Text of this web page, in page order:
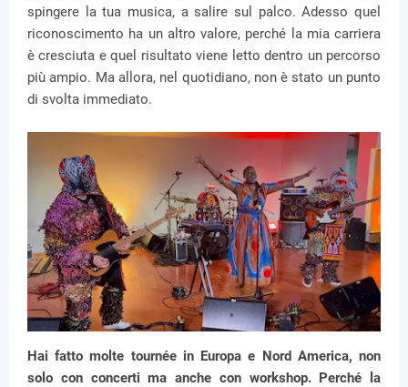
spingere la tua musica, a salire sul palco. Adesso quel
riconoscimento ha un altro valore, perché la mia carriera
è cresciuta e quel risultato viene letto dentro un percorso
più ampio. Ma allora, nel quotidiano, non è stato un punto
di svolta immediato.
Hai fatto molte tournée in Europa e Nord America, non
solo con concerti ma anche con workshop. Perché la